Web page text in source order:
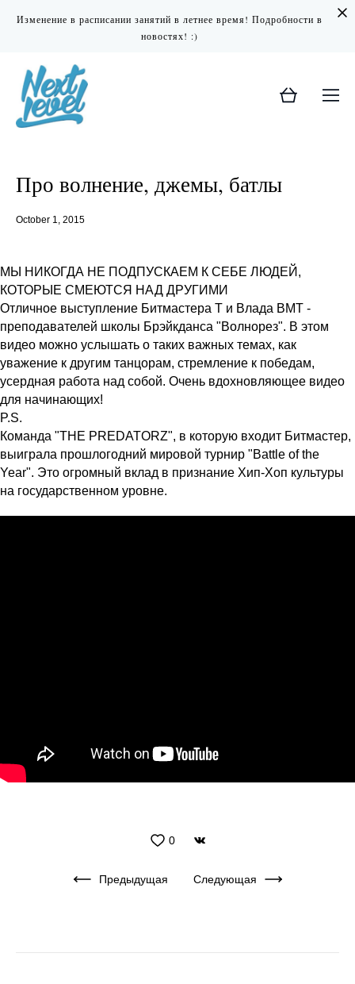
Изменение в расписании занятий в летнее время! Подробности в
новостях! :)
Про волнение, джемы, батлы
October 1, 2015
МЫ НИКОГДА НЕ ПОДПУСКАЕМ К СЕБЕ ЛЮДЕЙ,
КОТОРЫЕ СМЕЮТСЯ НАД ДРУГИМИ
Отличное выступление Битмастера Т и Влада BMT -
преподавателей школы Брэйкданса "Волнорез". В этом
видео можно услышать о таких важных темах, как
уважение к другим танцорам, стремление к победам,
усердная работа над собой. Очень вдохновляющее видео
для начинающих!
P.S.
Команда "THE PREDATORZ", в которую входит Битмастер,
выиграла прошлогодний мировой турнир "Battle of the
Year". Это огромный вклад в признание Хип-Хоп культуры
на государственном уровне.
0
Предыдущая Следующая